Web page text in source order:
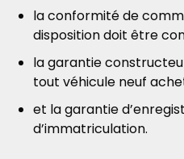
la conformité de
disposition doit être
la garantie
tout véhicule neuf
et la garantie
d’immatriculation.